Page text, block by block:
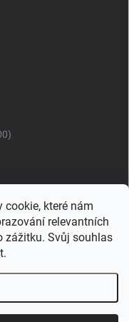
cookie, které nám
relevantních
zážitku. Svůj souhlas